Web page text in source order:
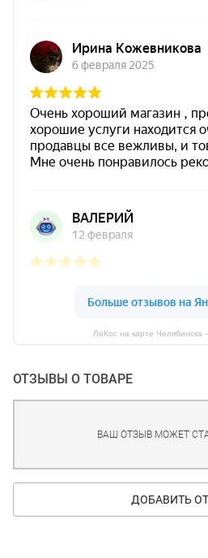
ЛоКос на карте
ОТЗЫВЫ О ТОВАРЕ
ВАШ ОТЗЫВ МОЖЕТ
ДОБАВИТЬ